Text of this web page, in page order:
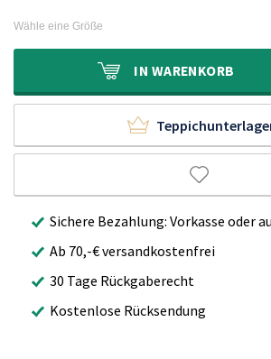
Wähle eine Größe
IN WARENKORB
Sichere Bezahlung: Vorkasse oder
Ab 70,-€ versandkostenfrei
30 Tage Rückgaberecht
Kostenlose Rücksendung